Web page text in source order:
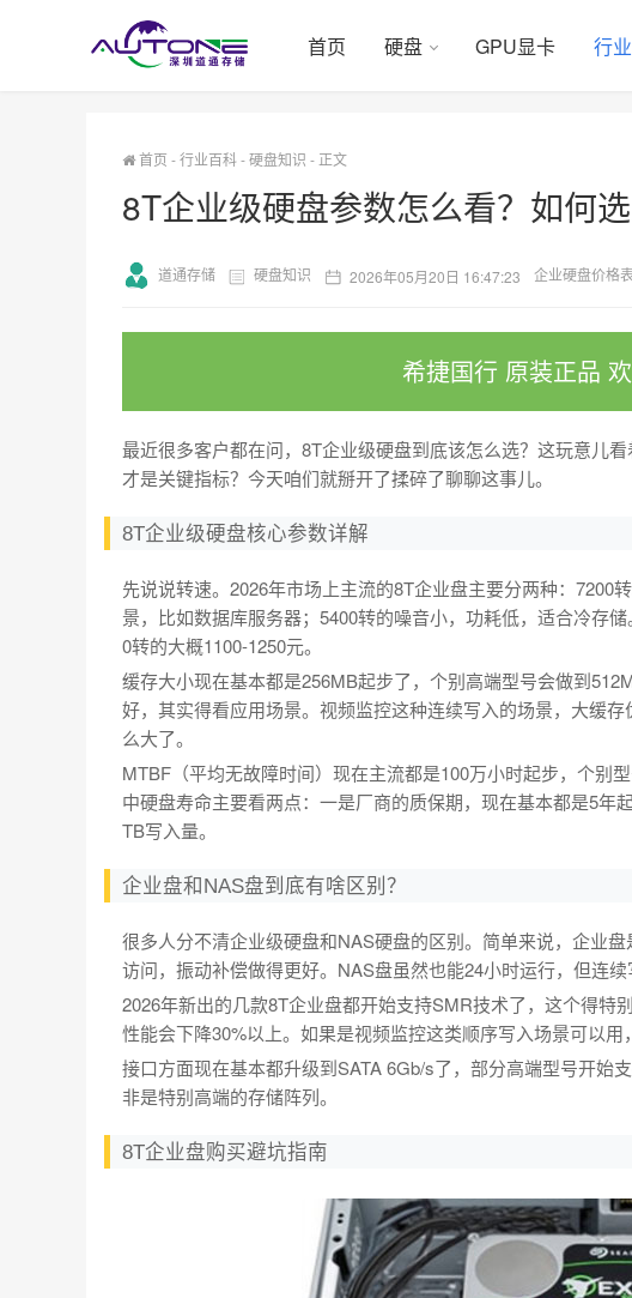
首页 硬盘 GPU显卡 行
首页 -行业百科-硬盘知识 - 正文
8T企业级硬盘参数怎么看？如何
道通存储 硬盘知识 2026年05月20日 16:47:23 企业硬盘价格表
希捷国行 原装正品
最近很多客户都在问，8T企业级硬盘到底该怎么选？这玩意儿
才是关键指标？今天咱们就掰开了揉碎了聊聊这事儿。
8T企业级硬盘核心参数详解
先说说转速。2026年市场上主流的8T企业盘主要分两种：7200
景，比如数据库服务器；5400转的噪音小，功耗低，适合冷存
0转的大概1100-1250元。
缓存大小现在基本都是256MB起步了，个别高端型号会做到
好，其实得看应用场景。视频监控这种连续写入的场景，大缓
么大了。
MTBF（平均无故障时间）现在主流都是100万小时起步，个别
中硬盘寿命主要看两点：一是厂商的质保期，现在基本都是5年
TB写入量。
企业盘和NAS盘到底有啥区别？
很多人分不清企业级硬盘和NAS硬盘的区别。简单来说，企业
访问，振动补偿做得更好。NAS盘虽然也能24小时运行，但连续
2026年新出的几款8T企业盘都开始支持SMR技术了，这个得特
性能会下降30%以上。如果是视频监控这类顺序写入场景可以用
接口方面现在基本都升级到SATA 6Gb/s了，部分高端型号开始
非是特别高端的存储阵列。
8T企业盘购买避坑指南